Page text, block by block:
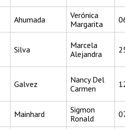
Ahumada
Verónica
Margarita
Silva
Marcela
Alejandra
Galvez
Nancy Del
Carmen
Mainhard
Sigmon
Ronald